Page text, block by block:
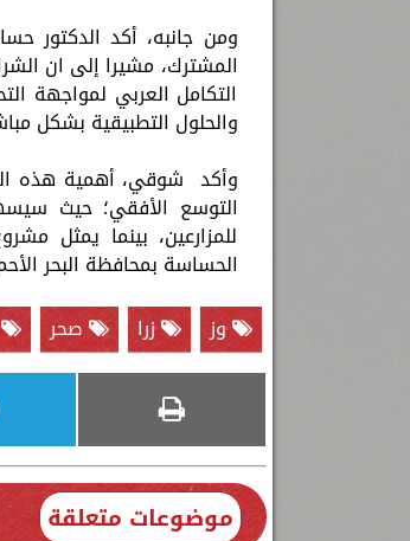
ومن جانبه، أكد الدكتور
المشترك، مشيرا إلى ان
التكامل العربي لمواجهة
والحلول التطبيقية بشكل
وأكد شوقي، أهمية هذه
التوسع الأفقي؛ حيث
للمزارعين، بينما يمثل
الحساسة بمحافظة البحر
وز
زرا صحر
موضوعات متعلقة